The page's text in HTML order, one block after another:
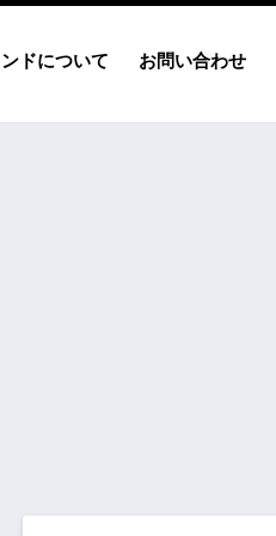
ドについて お問い合わせ